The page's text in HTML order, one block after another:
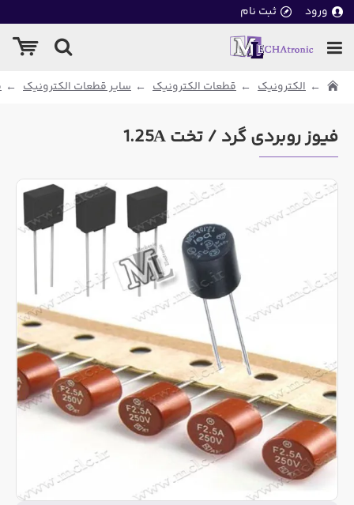
ورود ثبت نام
الکترونیک قطعات الکترونیک سایر قطعات الکترونیک
فیوز روبردی گرد / تخت 1.25A